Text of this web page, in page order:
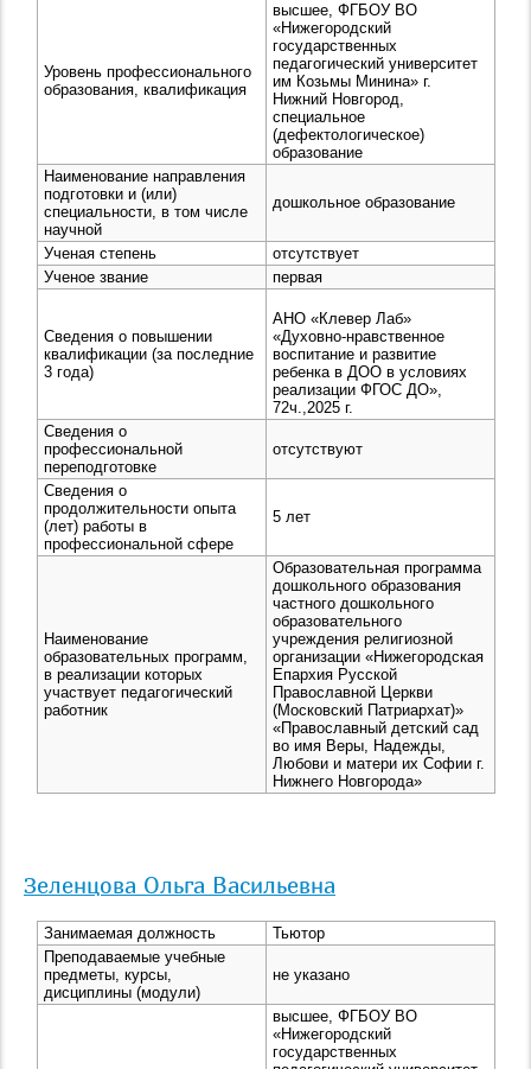
Уровень профессионального
образования, квалификация
высшее, ФГБОУ ВО
«Нижегородский
государственных
педагогический университет
им Козьмы Минина» г.
Нижний Новгород,
специальное
(дефектологическое)
образование
Наименование направления
подготовки и (или)
специальности, в том числе
научной
дошкольное образование
Ученая степень
отсутствует
Ученое звание
первая
Сведения о повышении
квалификации (за последние
3 года)
АНО «Клевер Лаб»
«Духовно-нравственное
воспитание и развитие
ребенка в ДОО в условиях
реализации ФГОС ДО»,
72ч.,2025 г.
Сведения о
профессиональной
переподготовке
отсутствуют
Сведения о
продолжительности опыта
(лет) работы в
профессиональной сфере
5 лет
Наименование
образовательных программ,
в реализации которых
участвует педагогический
работник
Образовательная программа
дошкольного образования
частного дошкольного
образовательного
учреждения религиозной
организации «Нижегородская
Епархия Русской
Православной Церкви
(Московский Патриархат)»
«Православный детский сад
во имя Веры, Надежды,
Любови и матери их Софии г.
Нижнего Новгорода»
Зеленцова Ольга Васильевна
Занимаемая должность
Тьютор
Преподаваемые учебные
предметы, курсы,
дисциплины (модули)
не указано
высшее, ФГБОУ ВО
«Нижегородский
государственных